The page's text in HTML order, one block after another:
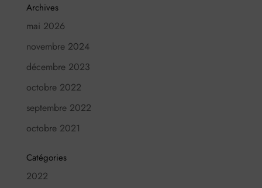
Archives
mai 2026
novembre 2024
décembre 2023
octobre 2022
septembre 2022
octobre 2021
Catégories
2022